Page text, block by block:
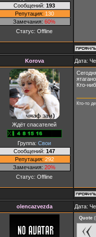
Сообщений: 193
Репутация: 130
Замечания: 60%
Статус: Offline
Korova Дата:
Ждёт спасателей
Группа: Свои
Сообщений: 147
Репутация: 292
Замечания: 20%
Статус: Offline
Кто-
Кто-то
olencazvezda Дата:
Quote (